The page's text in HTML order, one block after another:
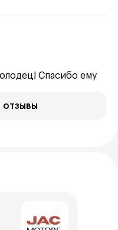
Спасибо ему
отзывы